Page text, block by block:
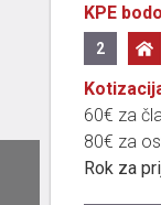
KPE
2
60€ za
80€ za
Rok za